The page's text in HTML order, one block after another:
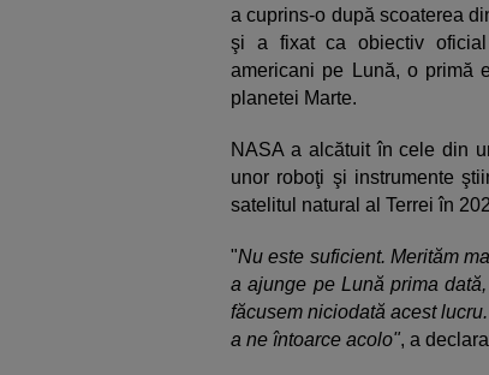
a cuprins-o după scoaterea
şi a fixat ca obiectiv
americani pe Lună, o primă
planetei Marte.
NASA a alcătuit în cele din
unor roboţi şi instrumente
satelitul natural al Terrei în
"Nu este suficient. Merităm
a ajunge pe Lună prima
făcusem niciodată acest
a ne întoarce acolo", a